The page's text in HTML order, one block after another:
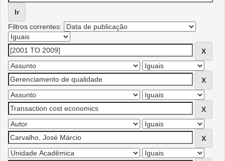
Filtros correntes: